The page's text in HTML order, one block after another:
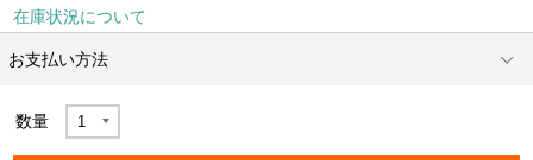
在庫状況について
お支払い方法
数量